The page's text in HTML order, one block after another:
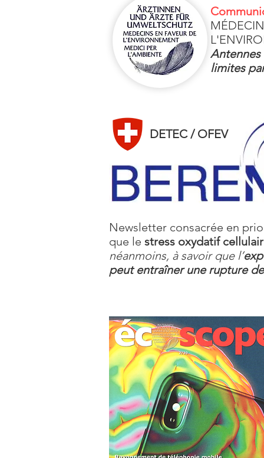
Antennes
limites
DETEC / OFEV
Newsletter consacrée en
que le stress oxydatif
néanmoins, à savoir que l’
peut entraîner une rupture